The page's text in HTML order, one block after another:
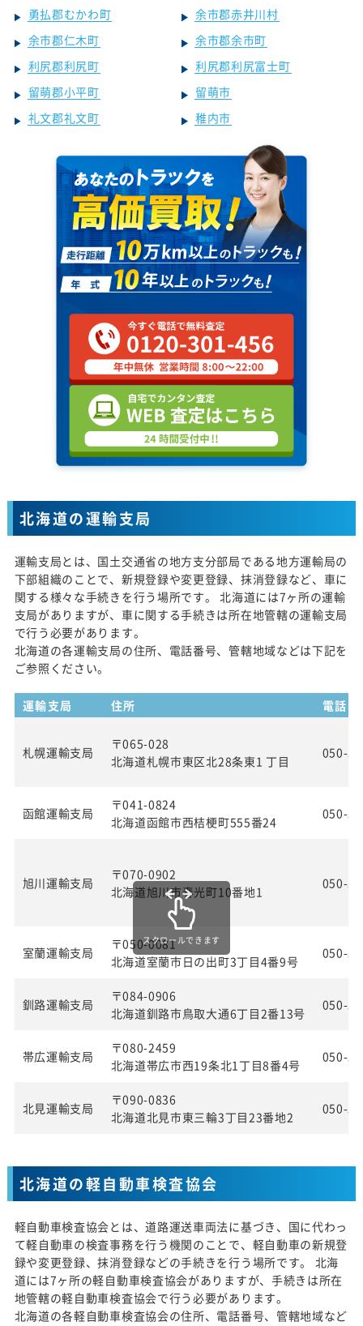
勇払郡むかわ町
余市郡赤井川村
余市郡仁木町
余市郡余市町
利尻郡利尻町
利尻郡利尻富士町
留萌郡小平町
留萌市
礼文郡礼文町
稚内市
北海道の運輸支局
運輸支局とは、国土交通省の地方支分部局である地方運輸局の
下部組織のことで、新規登録や変更登録、抹消登録など、車に
関する様々な手続きを行う場所です。 北海道には7ヶ所の運輸
支局がありますが、車に関する手続きは所在地管轄の運輸支局
で行う必要があります。
北海道の各運輸支局の住所、電話番号、管轄地域などは下記を
ご参照ください。
運輸支局 住所 電話
札幌運輸支局
〒065-028
北海道札幌市東区北28条東1 丁目
050-
函館運輸支局
〒041-0824
北海道函館市西桔梗町555番24
050-
旭川運輸支局
〒070-0902
北海道旭川市春光町10番地1
050-
室蘭運輸支局
〒050-0081
北海道室蘭市日の出町3丁目4番9号
050-
釧路運輸支局
〒084-0906
北海道釧路市鳥取大通6丁目2番13号
050-
帯広運輸支局
〒080-2459
北海道帯広市西19条北1丁目8番4号
050-
北見運輸支局
〒090-0836
北海道北見市東三輪3丁目23番地2
050-
スクロールできます
北海道の軽自動車検査協会
軽自動車検査協会とは、道路運送車両法に基づき、国に代わっ
て軽自動車の検査事務を行う機関のことで、軽自動車の新規登
録や変更登録、抹消登録などの手続きを行う場所です。 北海
道には7ヶ所の軽自動車検査協会がありますが、手続きは所在
地管轄の軽自動車検査協会で行う必要があります。
北海道の各軽自動車検査協会の住所、電話番号、管轄地域など